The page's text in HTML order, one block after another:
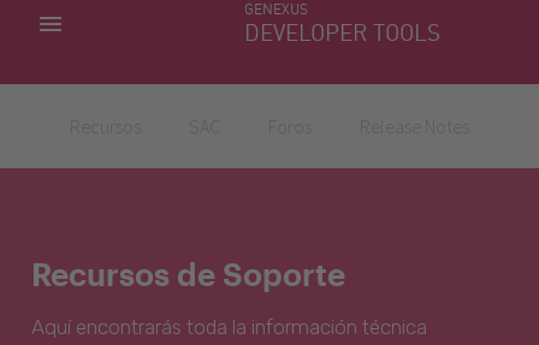
GENEXUS
DEVELOPER TOOLS
MIS APLICACIONES
Recursos de Soporte
Aquí encontrarás toda la información técnica